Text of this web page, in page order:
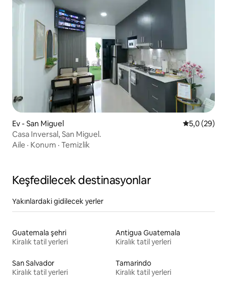
Ev - San Miguel 5 üzerinden
5,0 (29)
Casa Inversal, San Miguel.
Aile · Konum · Temizlik
Keşfedilecek destinasyonlar
Yakınlardaki gidilecek yerler
Guatemala şehri
Kiralık tatil yerleri
Antigua Guatemala
Kiralık tatil yerleri
San Salvador
Kiralık tatil yerleri
Tamarindo
Kiralık tatil yerleri